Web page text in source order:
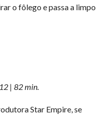
o fôlego e passa a limpo
| 82 min.
Star Empire, se